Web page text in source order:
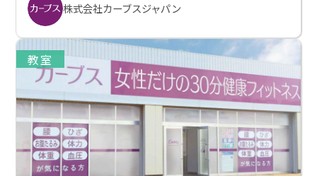
株式会社カーブスジャパン
教室